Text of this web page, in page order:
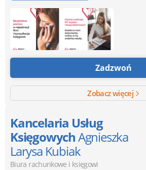
Zadzwoń
Zobacz więcej
Kancelaria Usług
KsięgowychAgnieszka
Larysa Kubiak
Biura rachunkowe i księgowi